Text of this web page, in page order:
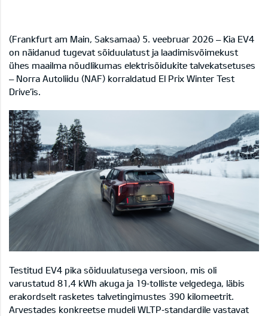
(Frankfurt am Main, Saksamaa) 5. veebruar 2026 – Kia EV4
on näidanud tugevat sõiduulatust ja laadimisvõimekust
ühes maailma nõudlikumas elektrisõidukite talvekatsetuses
– Norra Autoliidu (NAF) korraldatud El Prix Winter Test
Drive’is.
Testitud EV4 pika sõiduulatusega versioon, mis oli
varustatud 81,4 kWh akuga ja 19‑tolliste velgedega, läbis
erakordselt rasketes talvetingimustes 390 kilomeetrit.
Arvestades konkreetse mudeli WLTP‑standardile vastavat